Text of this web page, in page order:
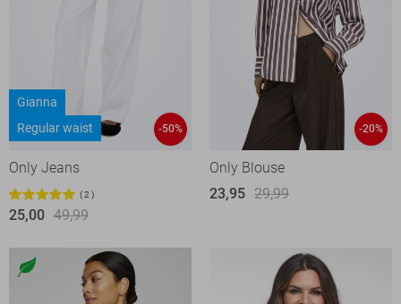
Gianna
Regular waist
-50%
Only Jeans
2
25,00 49,99
-20%
Only Blouse
23,95 29,99